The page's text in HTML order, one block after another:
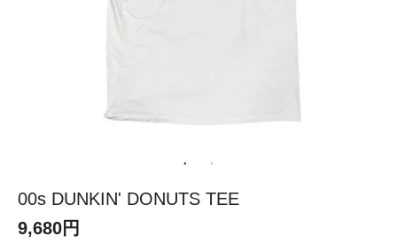
00s DUNKIN' DONUTS TEE
9,680円